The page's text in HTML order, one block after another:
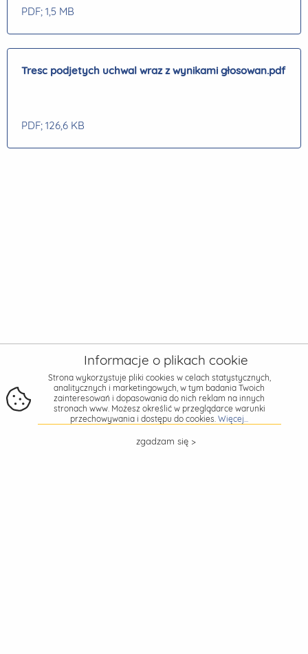
PDF; 1,5 MB
Tresc podjetych uchwal wraz z wynikami głosowan.pdf
PDF; 126,6 KB
Informacje o plikach cookie
Strona wykorzystuje pliki cookies w celach statystycznych,
analitycznych i marketingowych, w tym badania Twoich
zainteresowań i dopasowania do nich reklam na innych
stronach www. Możesz określić w przeglądarce warunki
przechowywania i dostępu do cookies.Więcej...
zgadzam się >